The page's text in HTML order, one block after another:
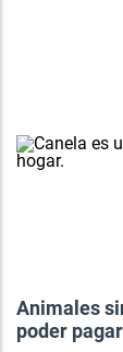
Animales
poder